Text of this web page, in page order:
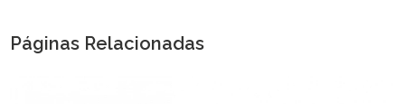
Páginas Relacionadas